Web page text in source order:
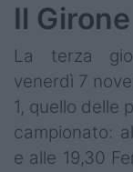
Il Girone
La terza
venerdì 7
1, quello delle
campionato:
e alle 19,30